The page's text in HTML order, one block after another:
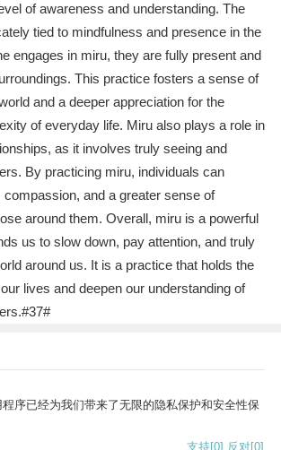
of awareness and understanding. The
tied to mindfulness and presence in the
engages in miru, they are fully present and
This practice fosters a sense of
and a deeper appreciation for the
of everyday life. Miru also plays a role in
as it involves truly seeing and
By practicing miru, individuals can
and a greater sense of
around them. Overall, miru is a powerful
us to slow down, pay attention, and truly
around us. It is a practice that holds the
lives and deepen our understanding of
序已经为我们带来了无限的隐私保护和安全性保
支持[0] 反对[0]